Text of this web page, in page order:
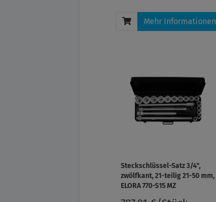
Mehr Informationen
Steckschlüssel-Satz 3/4",
zwölfkant, 21-teilig 21-50 mm,
ELORA 770-S15 MZ